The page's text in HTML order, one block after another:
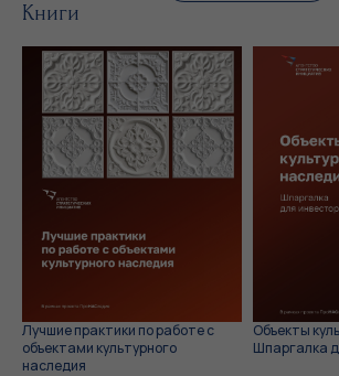
Книги
Лучшие практики по работе с
объектами культурного
наследия
Объекты
Шпаргалка